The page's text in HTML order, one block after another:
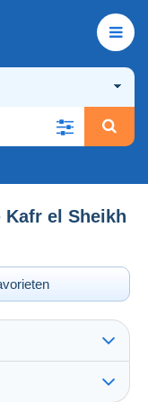
Kafr el Sheikh